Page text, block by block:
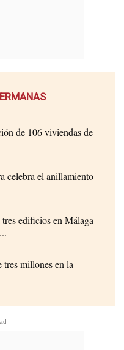
de 106 viviendas de
celebra el anillamiento
edificios en Málaga
millones en la
-